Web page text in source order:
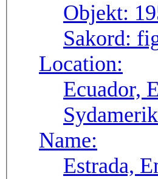
Objekt:
Sakord:
Location:
Ecuador,
Name:
Estrada,